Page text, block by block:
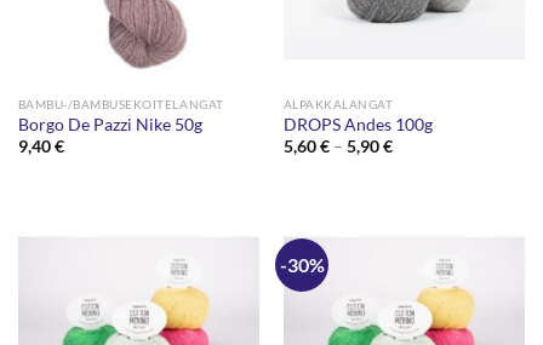
BAMBU-/BAMBUSEKOITELANGAT
Borgo De Pazzi Nike 50g
9,40€
ALPAKKALANGAT
DROPS Andes 100g
5,60€ – 5,90€Hintaluokka:
-30%